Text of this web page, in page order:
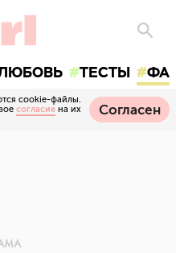
ТЕСТЫ
cookie-файлы.
согласие на их
Согласен